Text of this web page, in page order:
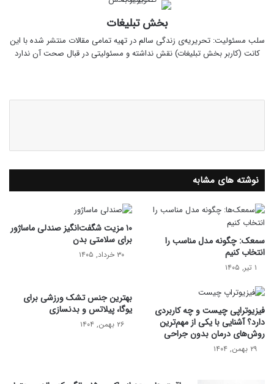
بخش تبلیغات
سلب‌ مسئولیت: تحریریه‌ی زندگی سالم در تهیه‌ تمامی مقالات منتشر شده با این
کانت (کاربر بخش تبلیغات) نقش نداشته و مسئولیتی در قبال صحت آن ندارد
ت
نوشته های مشابه
سمعک‌: چگونه مدل مناسب را
انتخاب کنیم
۱ تیر, ۱۴۰۵
۱۰ مزیت شگفت‌انگیز صندلی ماساژور
برای سلامتی بدن
۳۰ خرداد, ۱۴۰۵
فیزیوتراپی چیست و چه کاربردی
دارد؟ آشنایی با یکی از مهم‌ترین
روش‌های درمان بدون جراحی
۲۹ بهمن, ۱۴۰۴
بهترین جنس تشک ورزشی برای
یوگا، پیلاتس و بدنسازی
۲۶ بهمن, ۱۴۰۴